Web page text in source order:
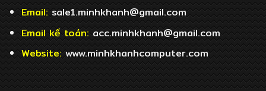
Email: sale1.minhkhanh@gmail.com
Email kế toán: acc.minhkhanh@gmail.com
Website: www.minhkhanhcomputer.com